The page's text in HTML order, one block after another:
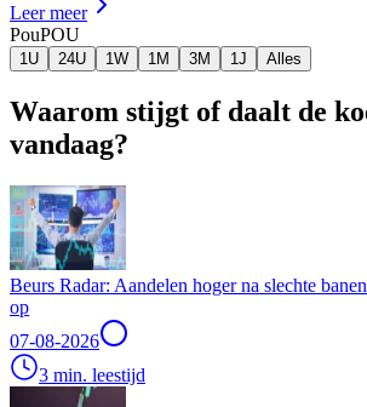
Leer meer
PouPOU
1U 24U 1W 1M 3M 1J Alles
Waarom stijgt of daalt de
vandaag?
Beurs Radar: Aandelen hoger na slechte
op
07-08-2026
3 min. leestijd